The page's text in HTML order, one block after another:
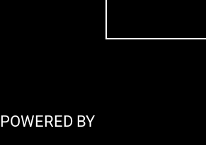
POWERED BY